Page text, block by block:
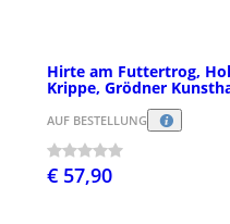
Hirte am Futtertrog,
Krippe, Grödner
AUF BESTELLUNG
€ 57,90